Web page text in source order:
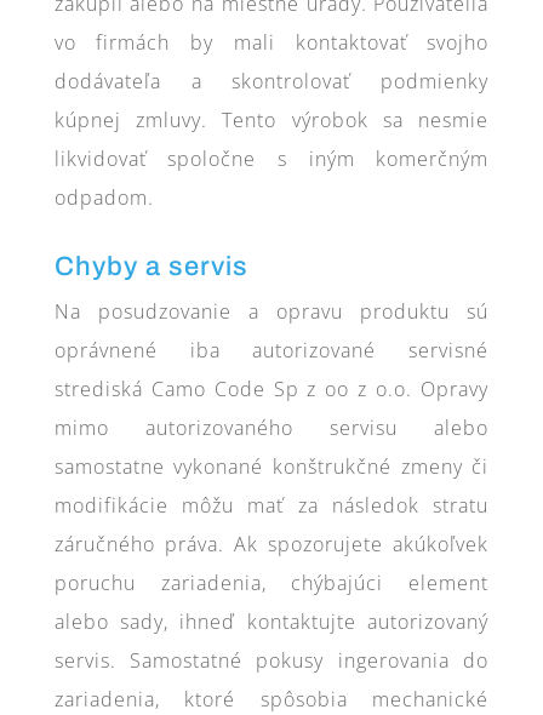
vo firmách by mali kontaktovať svojho
dodávateľa a skontrolovať podmienky
kúpnej zmluvy. Tento výrobok sa nesmie
likvidovať spoločne s iným komerčným
odpadom.
Chyby a servis
Na posudzovanie a opravu produktu sú
oprávnené iba autorizované servisné
strediská Camo Code Sp z oo z o.o. Opravy
mimo autorizovaného servisu alebo
samostatne vykonané konštrukčné zmeny či
modifikácie môžu mať za následok stratu
záručného práva. Ak spozorujete akúkoľvek
poruchu zariadenia, chýbajúci element
alebo sady, ihneď kontaktujte autorizovaný
servis. Samostatné pokusy ingerovania do
zariadenia, ktoré spôsobia mechanické